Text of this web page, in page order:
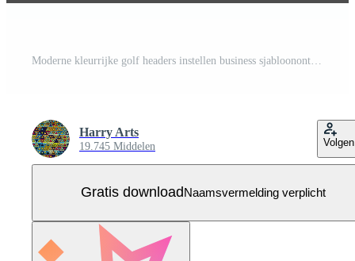
Harry Arts
19.745 Middelen Volgen
Gratis downloadNaamsvermelding verplicht